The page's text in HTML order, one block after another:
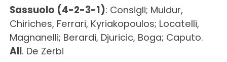
Sassuolo (4-2-3-1): Consigli; Muldur,
Chiriches, Ferrari, Kyriakopoulos; Locatelli,
Magnanelli; Berardi, Djuricic, Boga; Caputo.
All. De Zerbi